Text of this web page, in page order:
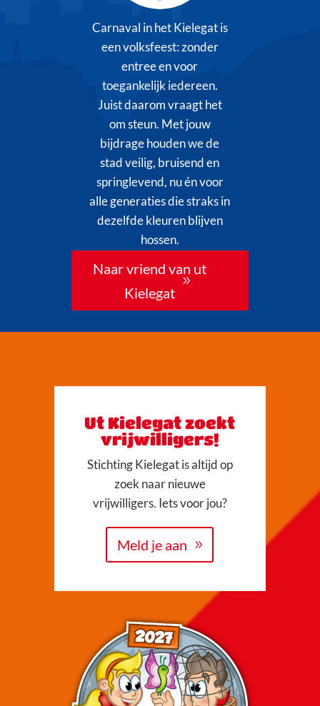
Carnaval in het Kielegat is
een volksfeest: zonder
entree en voor
toegankelijk iedereen.
Juist daarom vraagt het
om steun. Met jouw
bijdrage houden we de
stad veilig, bruisend en
springlevend, nu én voor
alle generaties die straks in
dezelfde kleuren blijven
hossen.
Naar vriend van ut
Kielegat
Ut Kielegat zoekt
vrijwilligers!
Stichting Kielegat is altijd op
zoek naar nieuwe
vrijwilligers. Iets voor jou?
Meld je aan